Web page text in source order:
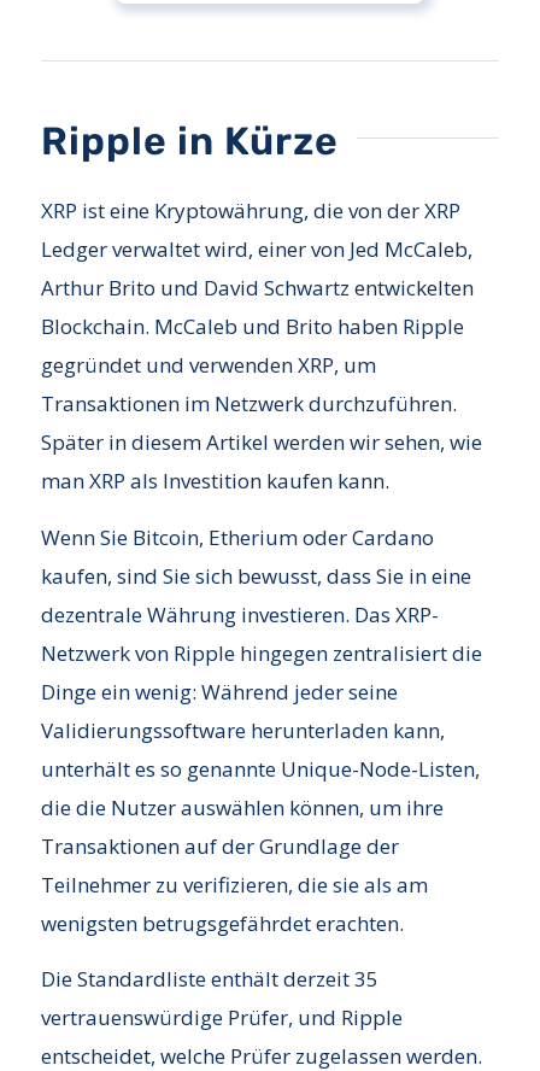
Ripple in Kürze
XRP ist eine Kryptowährung, die von der XRP
Ledger verwaltet wird, einer von Jed McCaleb,
Arthur Brito und David Schwartz entwickelten
Blockchain. McCaleb und Brito haben Ripple
gegründet und verwenden XRP, um
Transaktionen im Netzwerk durchzuführen.
Später in diesem Artikel werden wir sehen, wie
man XRP als Investition kaufen kann.
Wenn Sie Bitcoin, Etherium oder Cardano
kaufen, sind Sie sich bewusst, dass Sie in eine
dezentrale Währung investieren. Das XRP-
Netzwerk von Ripple hingegen zentralisiert die
Dinge ein wenig: Während jeder seine
Validierungssoftware herunterladen kann,
unterhält es so genannte Unique-Node-Listen,
die die Nutzer auswählen können, um ihre
Transaktionen auf der Grundlage der
Teilnehmer zu verifizieren, die sie als am
wenigsten betrugsgefährdet erachten.
Die Standardliste enthält derzeit 35
vertrauenswürdige Prüfer, und Ripple
entscheidet, welche Prüfer zugelassen werden.